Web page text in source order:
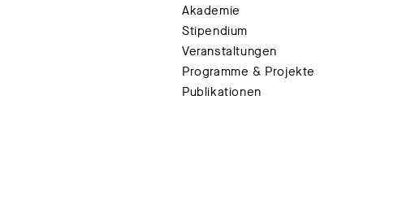
Akademie
Stipendium
Veranstaltungen
Programme & Projekte
Publikationen